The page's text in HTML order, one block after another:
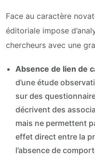
Face au caractère
éditoriale impose
chercheurs avec une
Absence de lien de
d’une étude
sur des
décrivent des
mais ne permettent
effet direct entre la
l’absence de